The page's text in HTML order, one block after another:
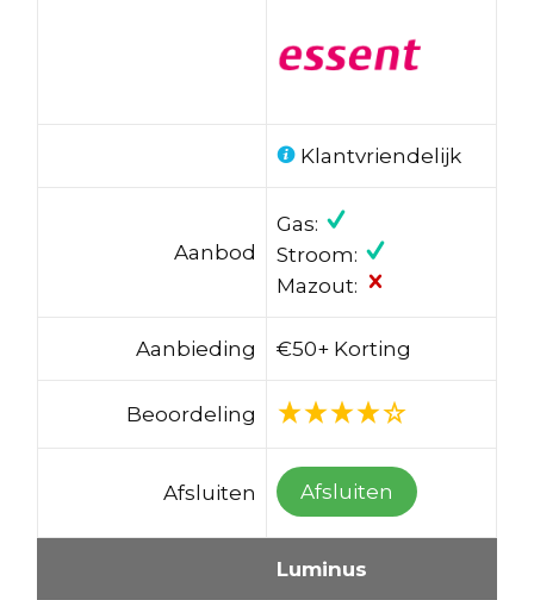
Klantvriendelijk
Aanbod
Gas:
Stroom:
Mazout:
Aanbieding €50+ Korting
Beoordeling
Afsluiten Afsluiten
Luminus